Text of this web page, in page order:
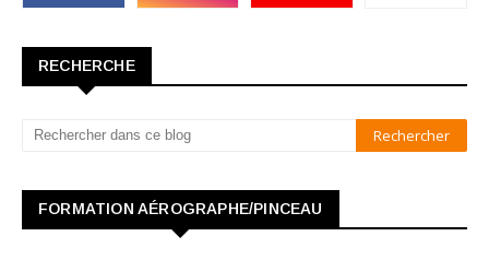
RECHERCHE
FORMATION AÉROGRAPHE/PINCEAU